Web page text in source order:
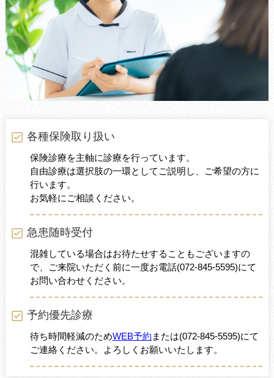
各種保険取り扱い
保険診療を主軸に診療を行っています。
自由診療は選択肢の一環としてご説明し、ご希望の方に
行います。
お気軽にご相談ください。
急患随時受付
混雑している場合はお待たせすることもございますの
で、ご来院いただく前に一度お電話(072-845-5595)にて
お問い合わせください。
予約優先診療
待ち時間軽減のためWEB予約 または(072-845-5595)にて
ご連絡ください。よろしくお願いいたします。